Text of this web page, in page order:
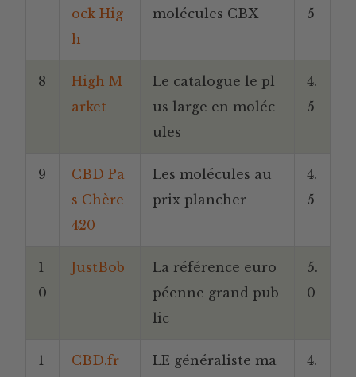
ock Hig
h
molécules CBX 5
8
High M
arket
Le catalogue le pl
us large en moléc
ules
4.
5
9
CBD Pa
s Chère
420
Les molécules au
prix plancher
4.
5
1
0
JustBob
La référence euro
péenne grand pub
lic
5.
0
1
CBD.fr
LE généraliste ma
4.